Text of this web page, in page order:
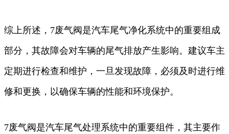
综上所述，7废气阀是汽车尾气净化系统中的重要组成
部分，其故障会对车辆的尾气排放产生影响。建议车主
定期进行检查和维护，一旦发现故障，必须及时进行维
修和更换，以确保车辆的性能和环境保护。
7废气阀是汽车尾气处理系统中的重要组件，其主要作